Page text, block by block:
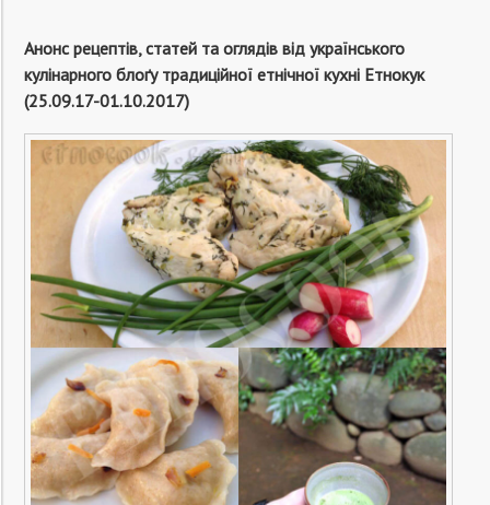
Анонс рецептів, статей та оглядів від українського
кулінарного блоґу традиційної етнічної кухні Етнокук
(25.09.17-01.10.2017)